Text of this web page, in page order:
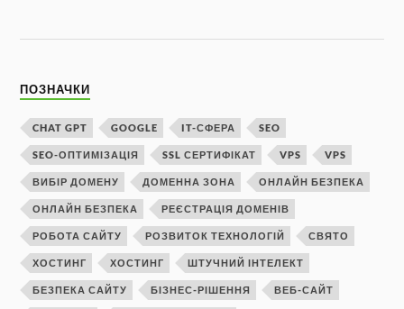
ПОЗНАЧКИ
CHAT GPT GOOGLE IT-СФЕРА SEO
SEO-ОПТИМІЗАЦІЯ SSL СЕРТИФІКАТ VPS VPS
ВИБІР ДОМЕНУ ДОМЕННА ЗОНА ОНЛАЙН БЕЗПЕКА
ОНЛАЙН БЕЗПЕКА РЕЄСТРАЦІЯ ДОМЕНІВ
РОБОТА САЙТУ РОЗВИТОК ТЕХНОЛОГІЙ СВЯТО
ХОСТИНГ ХОСТИНГ ШТУЧНИЙ ІНТЕЛЕКТ
БЕЗПЕКА САЙТУ БІЗНЕС-РІШЕННЯ ВЕБ-САЙТ